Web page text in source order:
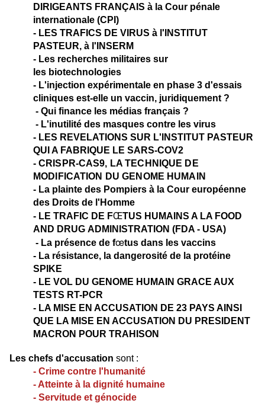
DIRIGEANTS FRANÇAIS à la Cour pénale
internationale (CPI)
- LES TRAFICS DE VIRUS à l' INSTITUT
PASTEUR, à l'INSERM
- Les recherches militaires sur
les biotechnologies
- L'injection expérimentale en phase 3 d'essais
cliniques est-elle un vaccin, juridiquement ?
- Qui finance les médias français ?
- L'inutilité des masques contre les virus
- LES REVELATIONS SUR L'INSTITUT PASTEUR
QUI A FABRIQUE LE SARS-COV2
- CRISPR-CAS9, LA TECHNIQUE DE
MODIFICATION DU GENOME HUMAIN
- La plainte des Pompiers à la Cour européenne
des Droits de l'Homme
- LE TRAFIC DE FŒTUS HUMAINS A LA FOOD
AND DRUG ADMINISTRATION (FDA - USA)
- La présence de fœtus dans les vaccins
- La résistance, la dangerosité de la protéine
SPIKE
- LE VOL DU GENOME HUMAIN GRACE AUX
TESTS RT-PCR
- LA MISE EN ACCUSATION DE 23 PAYS AINSI
QUE LA MISE EN ACCUSATION DU PRESIDENT
MACRON POUR TRAHISON
Les chefs d'accusation sont :
- Crime contre l'humanité
- Atteinte à la dignité humaine
- Servitude et génocide